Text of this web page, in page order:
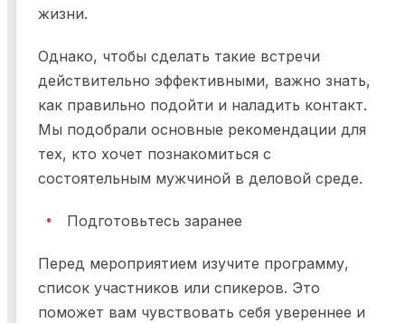
жизни.
Однако, чтобы сделать такие встречи
действительно эффективными, важно знать,
как правильно подойти и наладить контакт.
Мы подобрали основные рекомендации для
тех, кто хочет познакомиться с
состоятельным мужчиной в деловой среде.
Подготовьтесь заранее
Перед мероприятием изучите программу,
список участников или спикеров. Это
поможет вам чувствовать себя увереннее и